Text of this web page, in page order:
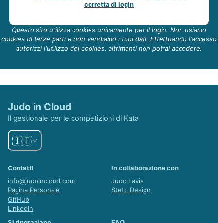
corretta di login
Questo sito utilizza cookies unicamente per il login. Non usiamo
cookies di terze parti e non vendiamo i tuoi dati. Effettuando l'accesso
autorizzi l'utilizzo dei cookies, altrimenti non potrai accedere.
Judo in Cloud
Il gestionale per le competizioni di Kata
🇮🇹
Contatti
info@judoincloud.com
Pagina Personale
GitHub
LinkedIn
In collaborazione con
Judo Lavis
Steto Design